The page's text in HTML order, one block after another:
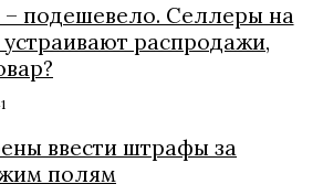
– подешевело. Селлеры на
распродажи,
ввести штрафы за
полям